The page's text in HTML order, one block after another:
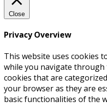
Close
Privacy Overview
This website uses cookies
while you navigate
cookies that are
your browser as they are
basic functionalities of the